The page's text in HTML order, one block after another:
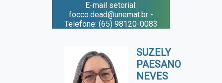
E-mail setorial:
focco.dead@unemat.br -
Telefone: (65) 98120-0083
SUZELY
PAESANO
NEVES